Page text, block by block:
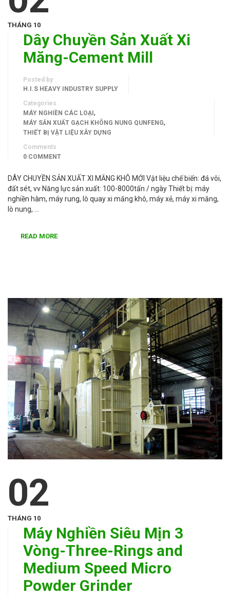
THÁNG 10
Dây Chuyền Sản Xuất Xi
Măng-Cement Mill
Posted by
H.I.S HEAVY INDUSTRY SUPPLY
Categories
MÁY NGHIỀN CÁC LOẠI ,
MÁY SẢN XUẤT GẠCH KHÔNG NUNG QUNFENG,
THIẾT BỊ VẬT LIỆU XÂY DỰNG
Comments
0 COMMENT
DÂY CHUYỀN SẢN XUẤT XI MĂNG KHÔ MỚI Vật liệu chế biến: đá vôi,
đất sét, vv Năng lực sản xuất: 100-8000tấn / ngày Thiết bị: máy
nghiền hàm, máy rung, lò quay xi măng khô, máy xẻ, máy xi măng,
lò nung, …
READ MORE
02
THÁNG 10
Máy Nghiền Siêu Mịn 3
Vòng-Three-Rings and
Medium Speed Micro
Powder Grinder